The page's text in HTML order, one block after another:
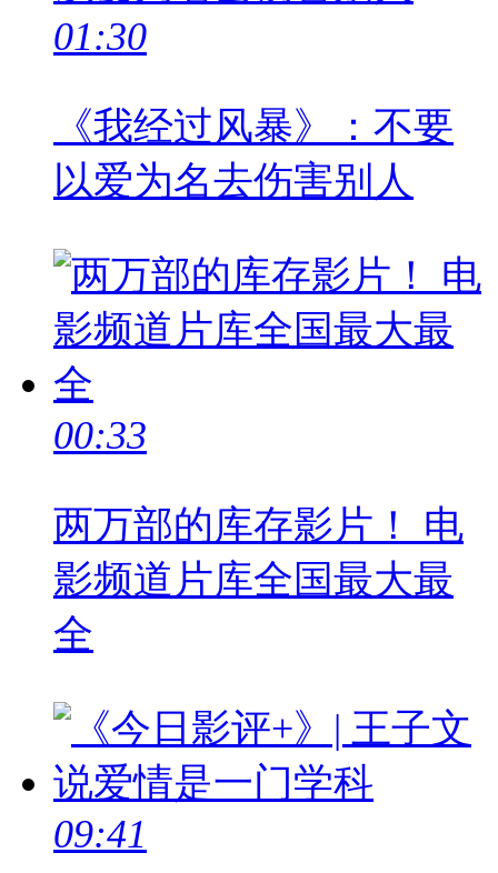
01:30
《我经过风暴》：不要
以爱为名去伤害别人
00:33
两万部的库存影片！ 电
影频道片库全国最大最
全
09:41